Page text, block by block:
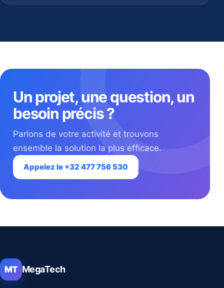
Un projet, une question, un
besoin précis ?
Parlons de votre activité et trouvons
ensemble la solution la plus efficace.
Appelez le +32 477 756 530
MT MegaTech